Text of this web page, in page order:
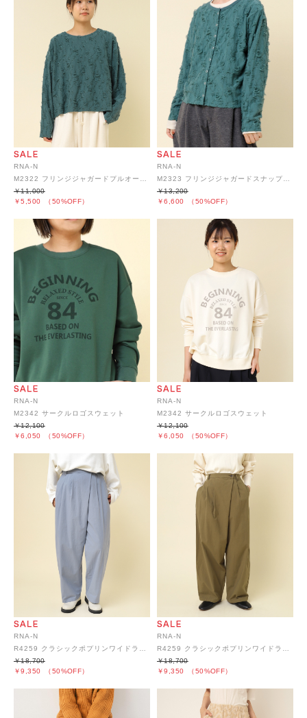
RNA-N
￥5,500 （50%OFF）
￥11,000
RNA-N
￥6,600 （50%OFF）
￥13,200
RNA-N
M2342 サークルロゴスウェット
￥6,050 （50%OFF）
￥12,100
RNA-N
M2342 サークルロゴスウェット
￥6,050 （50%OFF）
￥12,100
RNA-N
R4259 クラシックポプリンワイドラップパンツ
￥9,350 （50%OFF）
￥18,700
RNA-N
R4259 クラシックポプリンワイドラップパンツ
￥9,350 （50%OFF）
￥18,700